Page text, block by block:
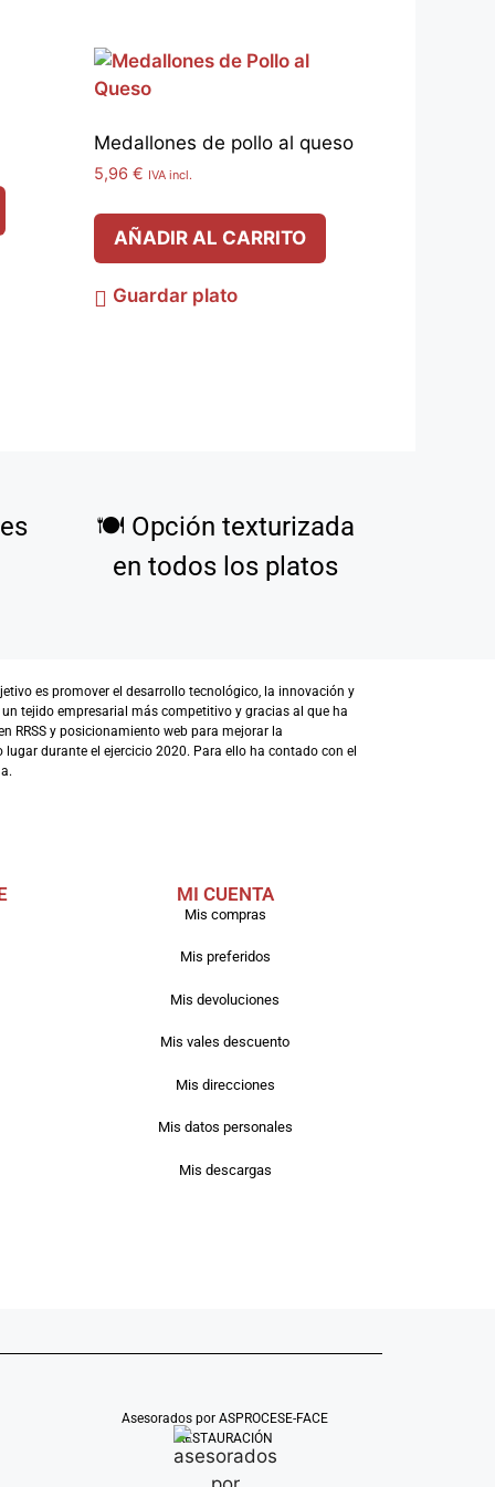
Medallones de pollo al queso
5,96 € IVA incl.
AÑADIR AL CARRITO
Guardar plato
🍽️ Opción texturizada
en todos los platos
es promover el desarrollo tecnológico, la innovación y
tejido empresarial más competitivo y gracias al que ha
RRSS y posicionamiento web para mejorar la
durante el ejercicio 2020. Para ello ha contado con el
MI CUENTA
Mis compras
Mis preferidos
Mis devoluciones
Mis vales descuento
Mis direcciones
Mis datos personales
Mis descargas
Asesorados por ASPROCESE-FACE
RESTAURACIÓN